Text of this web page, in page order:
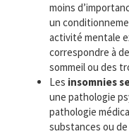
moins
un
activité mentale
correspondre à
sommeil ou des
Les insomnies
une pathologie
pathologie
substances ou